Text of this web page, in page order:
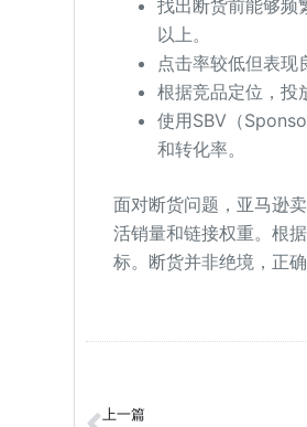
找出断货前能够频
以上。
点击率较低但表现
根据竞品定位，投
使用SBV（
和转化率。
面对断货问题，亚马逊
活销量和链接权重。根
标。断货并非绝境，正
上一篇